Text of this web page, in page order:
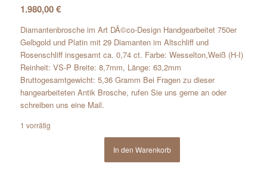
1.980,00€
Diamantenbrosche im Art DÃ©co-Design Handgearbeitet 750er
Gelbgold und Platin mit 29 Diamanten im Altschliff und
Rosenschliff insgesamt ca. 0,74 ct. Farbe: Wesselton,Weiß (H-I)
Reinheit: VS-P Breite: 8,7mm, Länge: 63,2mm
Bruttogesamtgewicht: 5,36 Gramm Bei Fragen zu dieser
hangearbeiteten Antik Brosche, rufen Sie uns gerne an oder
schreiben uns eine Mail.
1 vorrätig
In den Warenkorb